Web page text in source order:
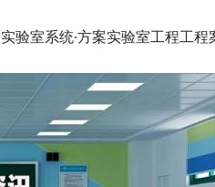
实验室系统·方案实验室工程工程